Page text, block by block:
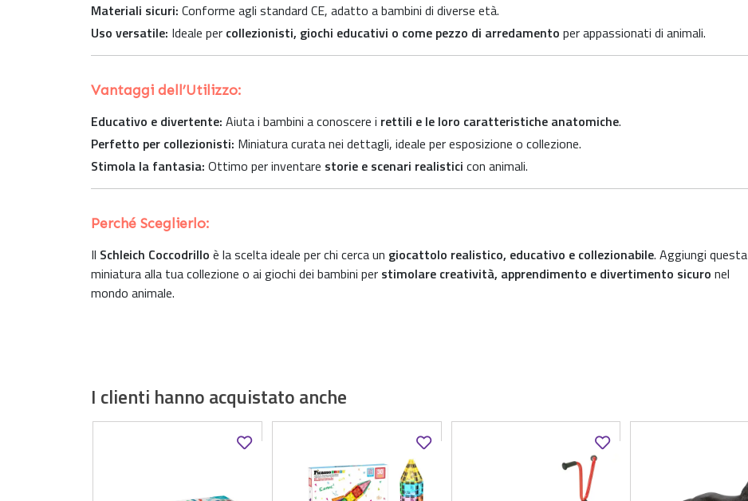
Materiali sicuri: Conforme agli standard CE, adatto a bambini di diverse età.
Uso versatile: Ideale per collezionisti, giochi educativi o come pezzo di arredamento per appassionati di animali.
Vantaggi dell’Utilizzo:
Educativo e divertente: Aiuta i bambini a conoscere i rettili e le loro caratteristiche anatomiche.
Perfetto per collezionisti: Miniatura curata nei dettagli, ideale per esposizione o collezione.
Stimola la fantasia: Ottimo per inventare storie e scenari realistici con animali.
Perché Sceglierlo:
Il Schleich Coccodrillo è la scelta ideale per chi cerca un giocattolo realistico, educativo e collezionabile. Aggiungi questa
miniatura alla tua collezione o ai giochi dei bambini per stimolare creatività, apprendimento e divertimento sicuro nel
mondo animale.
I clienti hanno acquistato anche